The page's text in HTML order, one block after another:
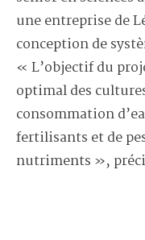
une entreprise de
conceptionde
« L’objectif du
optimal des
consommation
fertilisants et de
nutriments »,